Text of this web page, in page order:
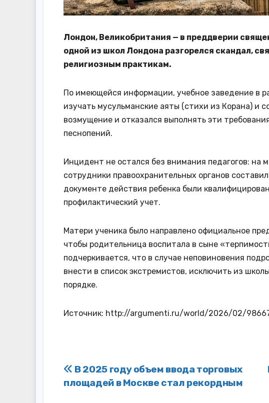
Лондон, Великобритания — в преддверии
одной из школ Лондона разгорелся скандал,
религиозным практикам.
По имеющейся информации, учебное заведение в
изучать мусульманские аяты (стихи из Корана) и
возмущение и отказался выполнять эти
песнопений.
Инцидент не остался без внимания педагогов:
сотрудники правоохранительных органов
документе действия ребенка были
профилактический учет.
Матери ученика было направлено официальное
чтобы родительница воспитала в сыне
подчеркивается, что в случае неповиновения
внести в список экстремистов, исключить из
порядке.
Источник: http://argumenti.ru/world/2026/02/
Навигация
В 2025 году объем ввода торговых
площадей в Москве стал рекордным